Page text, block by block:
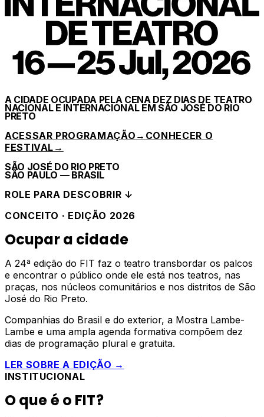
A CIDADE OCUPADA PELA CENA DEZ DIAS DE TEATRO
NACIONAL E INTERNACIONAL EM SÃO JOSÉ DO RIO
PRETO
ACESSAR PROGRAMAÇÃO → CONHECER O
FESTIVAL →
SÃO JOSÉ DO RIO PRETO
SÃO PAULO — BRASIL
ROLE PARA DESCOBRIR ↓
CONCEITO · EDIÇÃO 2026
Ocupar a cidade
A 24ª edição do FIT faz o teatro transbordar os palcos
e encontrar o público onde ele está nos teatros, nas
praças, nos núcleos comunitários e nos distritos de São
José do Rio Preto.
Companhias do Brasil e do exterior, a Mostra Lambe-
Lambe e uma ampla agenda formativa compõem dez
dias de programação plural e gratuita.
LER SOBRE A EDIÇÃO →
INSTITUCIONAL
O que é o FIT?